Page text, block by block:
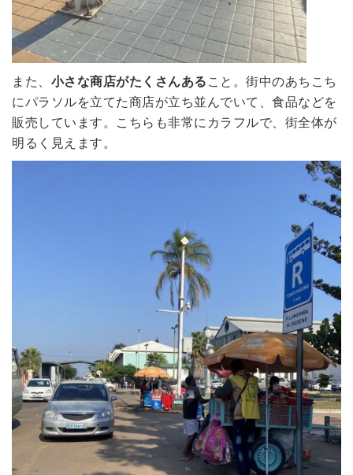
また、 小さな商店がたくさんある こと。街中のあちこち
にパラソルを立てた商店が立ち並んでいて、食品などを
販売しています。こちらも非常にカラフルで、街全体が
明るく見えます。